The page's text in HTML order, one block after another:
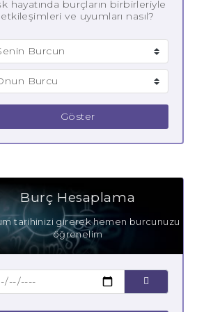
hayatında burçların birbirleriyle
etkileşimleri ve uyumları nasıl?
Göster
Burç Hesaplama
tarihinizi girerek hemen burcunuzu
öğrenelim